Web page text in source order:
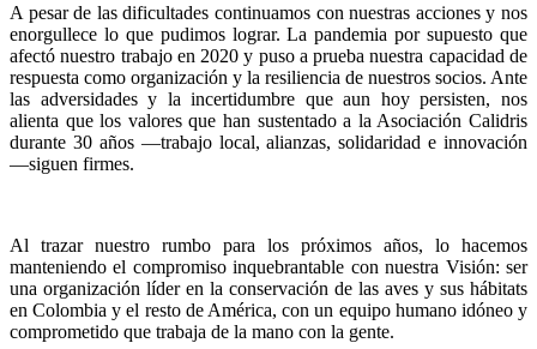
A pesar de las dificultades continuamos con nuestras acciones y nos
enorgullece lo que pudimos lograr. La pandemia por supuesto que
afectó nuestro trabajo en 2020 y puso a prueba nuestra capacidad de
respuesta como organización y la resiliencia de nuestros socios. Ante
las adversidades y la incertidumbre que aun hoy persisten, nos
alienta que los valores que han sustentado a la Asociación Calidris
durante 30 años —trabajo local, alianzas, solidaridad e innovación
—siguen firmes.
Al trazar nuestro rumbo para los próximos años, lo hacemos
manteniendo el compromiso inquebrantable con nuestra Visión: ser
una organización líder en la conservación de las aves y sus hábitats
en Colombia y el resto de América, con un equipo humano idóneo y
comprometido que trabaja de la mano con la gente.